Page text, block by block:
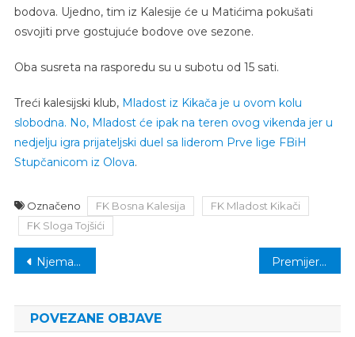
bodova. Ujedno, tim iz Kalesije će u Matićima pokušati
osvojiti prve gostujuće bodove ove sezone.
Oba susreta na rasporedu su u subotu od 15 sati.
Treći kalesijski klub, Mladost iz Kikača je u ovom kolu
slobodna. No, Mladost će ipak na teren ovog vikenda jer u
nedjelju igra prijateljski duel sa liderom Prve lige FBiH
Stupčanicom iz Olova.
Označeno FK Bosna Kalesija
FK Mladost Kikači
FK Sloga Tojšići
Navigacija
Njemački list izabrao najboljih 11 Zmajeva koji su igrali Bundesligu, sastavljen moćan tim Premijer liga se vraća u Kalesiju: Odbojkaši Bosne otvaraju sezonu domaćom utakmicom protiv Gradiške
POVEZANE OBJAVE